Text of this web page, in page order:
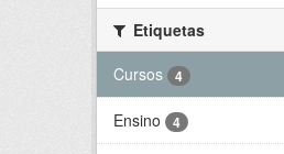
Etiquetas
Cursos
4
Ensino 4